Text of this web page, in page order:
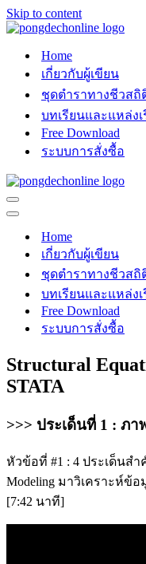
Skip to content
Home
เกี่ยวกับผู้เขียน
ชุดตำราทางชีวสถิ
บทเรียนและแหล่งเ
Free Download
ระบบการสั่งซื้อ
Navigation
Menu
Navigation
Home
เกี่ยวกับผู้เขียน
ชุดตำราทางชีวสถิ
บทเรียนและแหล่งเ
Free Download
ระบบการสั่งซื้อ
Structural
STATA
>>> ประเด็นที่ 1 : ภา
หัวข้อที่ #1 : 4 ประเด็นสำ
Modeling มาวิเคราะห์ข้อ
[7:42 นาที]